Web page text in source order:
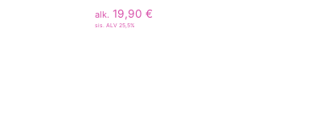
alk. 19,90 €
sis. ALV 25,5%